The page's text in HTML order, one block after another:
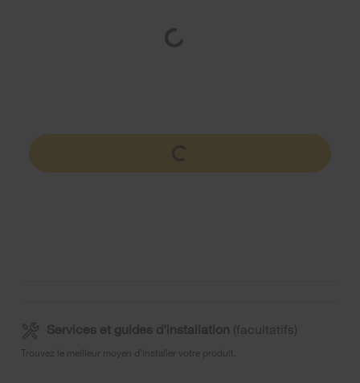
Services et guides d’installation (facultatifs)
Trouvez le meilleur moyen d’installer votre produit.